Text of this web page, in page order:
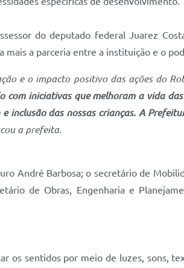
do deputado federal Juarez
a parceria entre a instituição e o
e o impacto positivo das ações do
iniciativas que melhoram a vida
das nossas crianças. A
a prefeita.
André Barbosa; o secretário de
de Obras, Engenharia e
os sentidos por meio de luzes, sons,